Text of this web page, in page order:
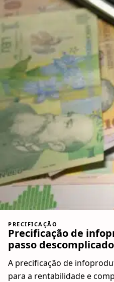
PRECIFICAÇÃO
Precificação de
passo
A precificação de
para a rentabilidade e